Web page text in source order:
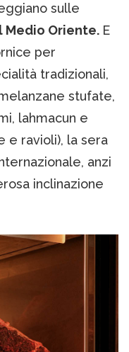
sulle
Medio Oriente. E
per
tradizionali,
stufate,
lahmacun e
e ravioli), la sera
anzi
inclinazione